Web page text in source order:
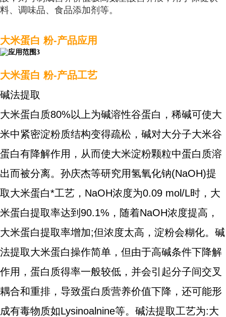
料、调味品、食品添加剂等。
大米蛋白 粉-产品应用
大米蛋白 粉-产品工艺
碱法提取
大米蛋白质80%以上为碱溶性谷蛋白，稀碱可使大
米中紧密淀粉质结构变得疏松，碱对大分子大米谷
蛋白有降解作用，从而使大米淀粉颗粒中蛋白质溶
出而被分离。孙庆杰等研究用氢氧化钠(NaOH)提
取大米蛋白*工艺，NaOH浓度为0.09 mol/L时，大
米蛋白提取率达到90.1%，随着NaOH浓度提高，
大米蛋白提取率增加;但浓度太高，淀粉会糊化。碱
法提取大米蛋白操作简单，但由于高碱条件下降解
作用，蛋白质得率一般较低，并会引起分子间交叉
耦合和重排，导致蛋白质营养价值下降，还可能形
成有毒物质如Lysinoalnine等。碱法提取工艺为:大